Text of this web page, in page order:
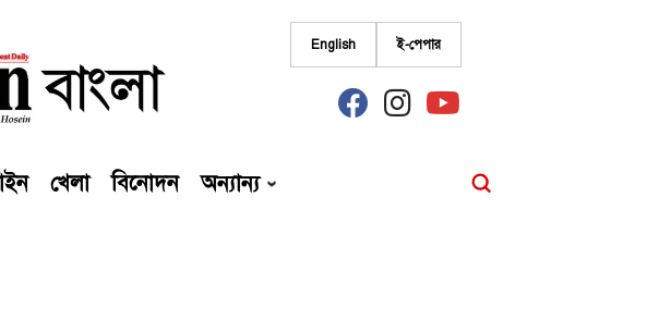
English ই-পেপার
fab
fa-
fab
fa-
fab
fa-
খেলা বিনোদন অন্যান্য